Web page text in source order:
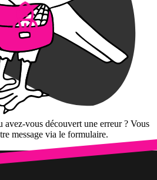
avez-vous découvert une erreur ? Vous
message via le formulaire.